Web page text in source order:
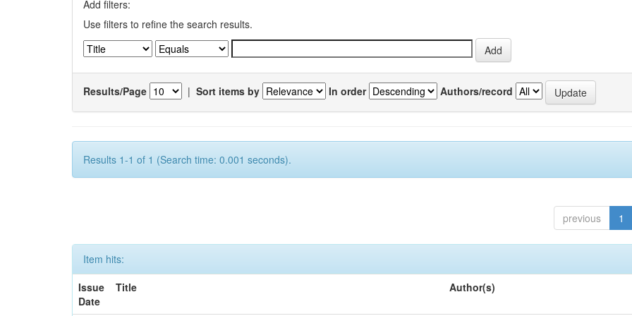
Add filters:
Use filters to refine the search results.
Results/Page | Sort items by In order Authors/record
Results 1-1 of 1 (Search time: 0.001 seconds).
previous 1
Item hits:
Issue
Date
Title Author(s)